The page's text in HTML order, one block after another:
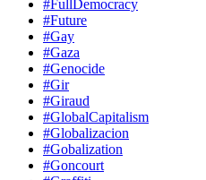
#FullDemocracy
#Future
#Gay
#Gaza
#Genocide
#Gir
#Giraud
#GlobalCapitalism
#Globalizacion
#Gobalization
#Goncourt